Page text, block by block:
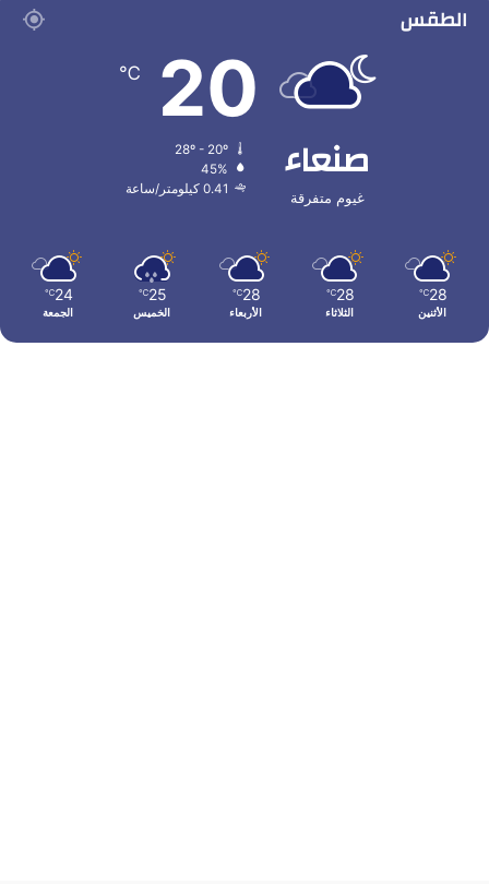
الطقس
صنعاء
غيوم متفرقة
20
℃
45%
0.41 كيلومتر/ساعة
28
℃
الأثنين
28
℃
الثلاثاء
28
℃
الأربعاء
25
℃
الخميس
24
℃
الجمعة